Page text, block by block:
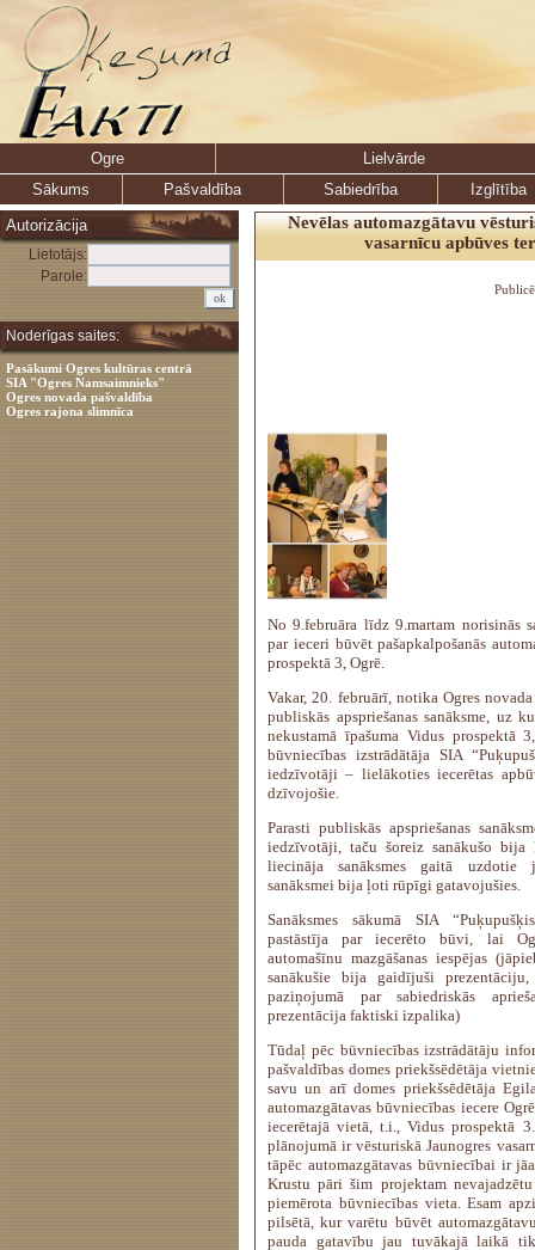
Ogre
Lielvārde
Sākums
Pašvaldība Sabiedrība
Izglītība
Autorizācija
Lietotājs:
Parole:
Noderīgas saites:
Pasākumi Ogres kultūras centrā
SIA "Ogres Namsaimnieks"
Ogres novada pašvaldība
Ogres rajona slimnīca
Nevēlas automazgātavu
vasarnīcu apbūves
No 9.februāra līdz 9.martam norisinās
par ieceri būvēt pašapkalpošanās
prospektā 3, Ogrē.
Vakar, 20. februārī, notika Ogres
publiskās apspriešanas sanāksme, uz
nekustamā īpašuma Vidus prospektā
būvniecības izstrādātāja SIA
iedzīvotāji – lielākoties iecerētas
dzīvojošie.
Parasti publiskās apspriešanas
iedzīvotāji, taču šoreiz sanākušo
liecināja sanāksmes gaitā uzdotie
sanāksmei bija ļoti rūpīgi gatavojušies.
Sanāksmes sākumā SIA
pastāstīja par iecerēto būvi, lai
automašīnu mazgāšanas iespējas
sanākušie bija gaidījuši
paziņojumā par sabiedriskās
prezentācija faktiski izpalika)
Tūdaļ pēc būvniecības izstrādātāju
pašvaldības domes priekšsēdētāja
savu un arī domes priekšsēdētāja
automazgātavas būvniecības iecere
iecerētajā vietā, t.i., Vidus prospektā
plānojumā ir vēsturiskā Jaunogres
tāpēc automazgātavas būvniecībai ir
Krustu pāri šim projektam
piemērota būvniecības vieta. Esam
pilsētā, kur varētu būvēt
pauda gatavību jau tuvākajā laikā